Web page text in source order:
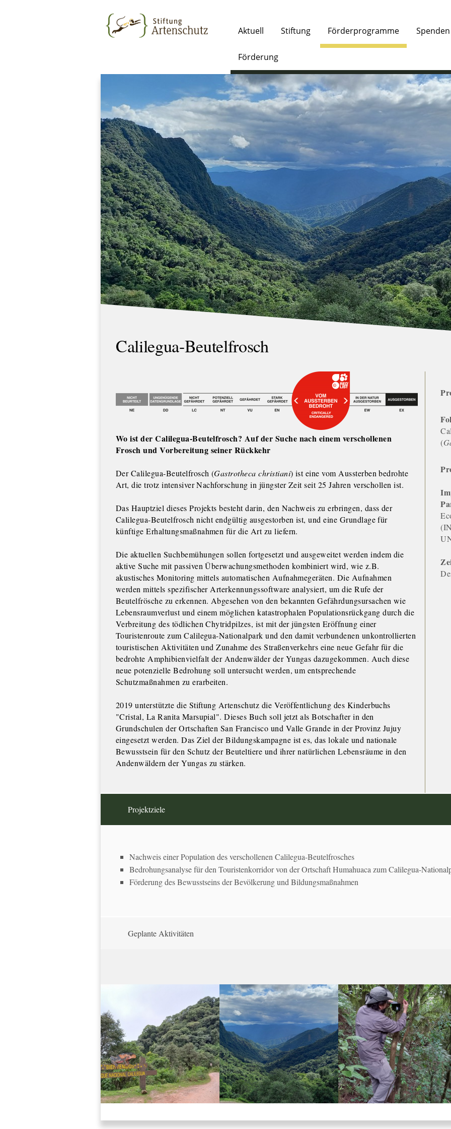
Aktuell Stiftung Förderprogramme Spenden
Förderung
Calilegua-Beutelfrosch
Wo ist der Calilegua-Beutelfrosch? Auf der Suche nach einem verschollenen
Frosch und Vorbereitung seiner Rückkehr
Der Calilegua-Beutelfrosch (Gastrotheca christiani) ist eine vom Aussterben bedrohte
Art, die trotz intensiver Nachforschung in jüngster Zeit seit 25 Jahren verschollen ist.
Das Hauptziel dieses Projekts besteht darin, den Nachweis zu erbringen, dass der
Calilegua-Beutelfrosch nicht endgültig ausgestorben ist, und eine Grundlage für
künftige Erhaltungsmaßnahmen für die Art zu liefern.
Die aktuellen Suchbemühungen sollen fortgesetzt und ausgeweitet werden indem die
aktive Suche mit passiven Überwachungsmethoden kombiniert wird, wie z.B.
akustisches Monitoring mittels automatischen Aufnahmegeräten. Die Aufnahmen
werden mittels spezifischer Arterkennungssoftware analysiert, um die Rufe der
Beutelfrösche zu erkennen. Abgesehen von den bekannten Gefährdungsursachen wie
Lebensraumverlust und einem möglichen katastrophalen Populationsrückgang durch die
Verbreitung des tödlichen Chytridpilzes, ist mit der jüngsten Eröffnung einer
Touristenroute zum Calilegua-Nationalpark und den damit verbundenen unkontrollierten
touristischen Aktivitäten und Zunahme des Straßenverkehrs eine neue Gefahr für die
bedrohte Amphibienvielfalt der Andenwälder der Yungas dazugekommen. Auch diese
neue potenzielle Bedrohung soll untersucht werden, um entsprechende
Schutzmaßnahmen zu erarbeiten.
2019 unterstützte die Stiftung Artenschutz die Veröffentlichung des Kinderbuchs
"Cristal, La Ranita Marsupial". Dieses Buch soll jetzt als Botschafter in den
Grundschulen der Ortschaften San Francisco und Valle Grande in der Provinz Jujuy
eingesetzt werden. Das Ziel der Bildungskampagne ist es, das lokale und nationale
Bewusstsein für den Schutz der Beuteltiere und ihrer natürlichen Lebensräume in den
Andenwäldern der Yungas zu stärken.
(
Projektziele
Nachweis einer Population des verschollenen Calilegua-Beutelfrosches
Bedrohungsanalyse für den Touristenkorridor von der Ortschaft Humahuaca zum Calilegua-
Förderung des Bewusstseins der Bevölkerung und Bildungsmaßnahmen
Geplante Aktivitäten